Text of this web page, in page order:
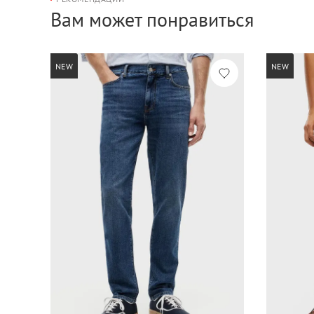
Вам может понравиться
NEW NEW